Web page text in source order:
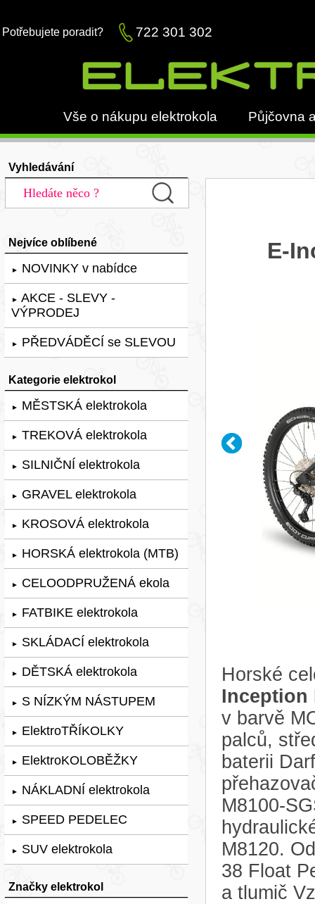
Potřebujete poradit? 722 301 302
Vše o nákupu elektrokola Půjčovna
Vyhledávání
Nejvíce oblíbené
► NOVINKY v nabídce
► AKCE - SLEVY -
VÝPRODEJ
► PŘEDVÁDĚCÍ se SLEVOU
Kategorie elektrokol
► MĚSTSKÁ elektrokola
► TREKOVÁ elektrokola
► SILNIČNÍ elektrokola
► GRAVEL elektrokola
► KROSOVÁ elektrokola
► HORSKÁ elektrokola (MTB)
► CELOODPRUŽENÁ ekola
► FATBIKE elektrokola
► SKLÁDACÍ elektrokola
► DĚTSKÁ elektrokola
► S NÍZKÝM NÁSTUPEM
► ElektroTŘÍKOLKY
► ElektroKOLOBĚŽKY
► NÁKLADNÍ elektrokola
► SPEED PEDELEC
► SUV elektrokola
Značky elektrokol
E-
Horské
Inception
v barvě
palců,
baterii
M8100-
M8120.
38 Float
a tlumič